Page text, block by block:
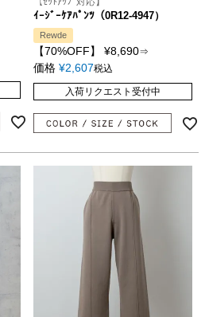
ｲｰｼﾞｰｹｱﾊﾟﾝﾂ（0R12-4947）
Rewde
【70%OFF】 ¥8,690⇒
価格 ¥2,607税込
入荷リクエスト受付中